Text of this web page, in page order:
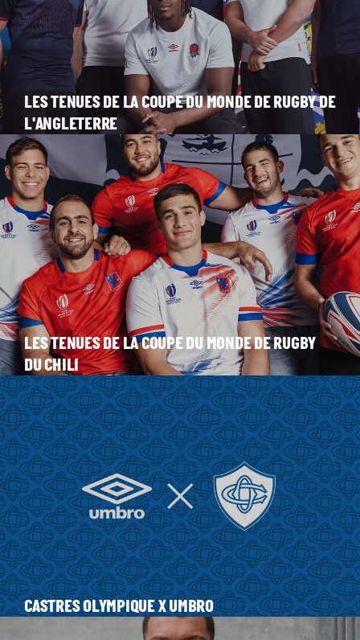
LES TENUES DE LA COUPE DU MONDE DE RUGBY DE
L'ANGLETERRE
LES TENUES DE LA COUPE DU MONDE DE RUGBY
DU CHILI
CASTRES OLYMPIQUE X UMBRO